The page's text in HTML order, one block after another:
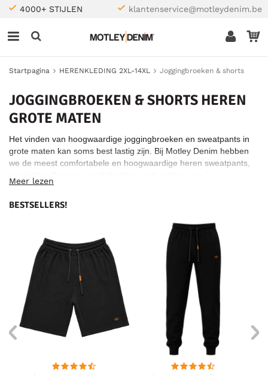
4000+ STIJLEN klantenservice@motleydenim.be
Startpagina HERENKLEDING 2XL-14XL Joggingbroeken & shorts
JOGGINGBROEKEN & SHORTS HEREN
GROTE MATEN
Het vinden van hoogwaardige joggingbroeken en sweatpants in
grote maten kan soms best lastig zijn. Bij Motley Denim hebben
we de meest comfortabele en hoogwaardige heren sweatpants,
samengesteld. De kwaliteit van onze producten garandeert een
sporten en de stof en kleuren blijven lang mooi. Reden genoeg
dus om je nieuwe joggingbroek bij Motley Denim aan te schaffen.
Meer lezen
BESTSELLERS!